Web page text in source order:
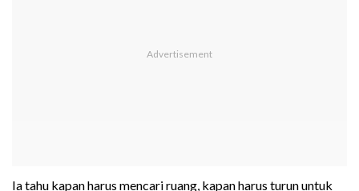
Ia tahu kapan harus mencari ruang, kapan harus turun untuk